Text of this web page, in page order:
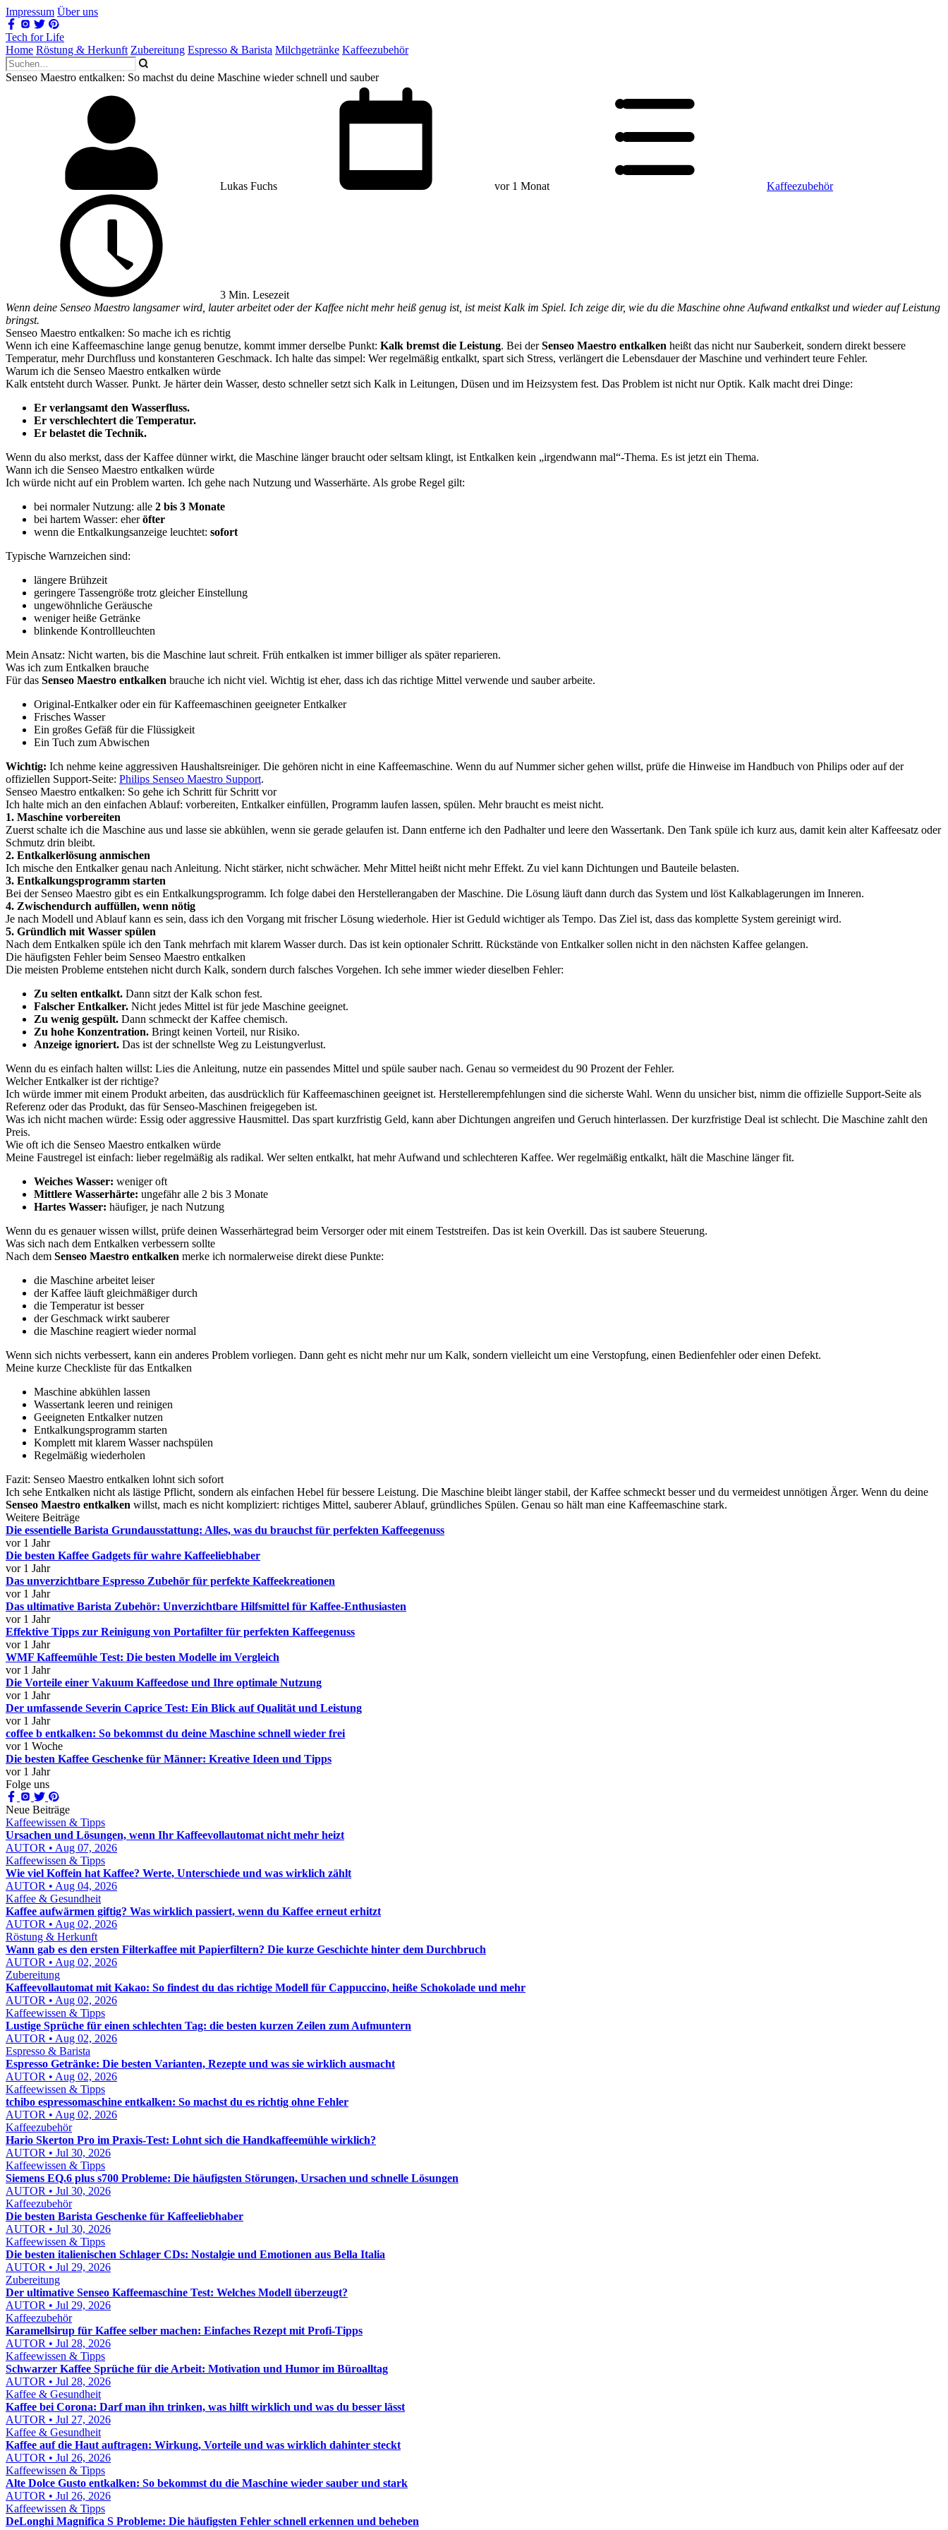
Impressum Über uns
Tech for Life
Home Röstung & Herkunft Zubereitung Espresso & Barista Milchgetränke Kaffeezubehör
Senseo Maestro entkalken: So machst du deine Maschine wieder schnell und sauber
Lukas Fuchs vor 1 Monat Kaffeezubehör
3 Min. Lesezeit
Wenn deine Senseo Maestro langsamer wird, lauter arbeitet oder der Kaffee nicht mehr heiß genug ist, ist meist Kalk im Spiel. Ich zeige dir, wie du die Maschine ohne Aufwand entkalkst und wieder auf Leistung
bringst.
Senseo Maestro entkalken: So mache ich es richtig
Wenn ich eine Kaffeemaschine lange genug benutze, kommt immer derselbe Punkt: Kalk bremst die Leistung. Bei derSenseo Maestro entkalken heißt das nicht nur Sauberkeit, sondern direkt bessere
Temperatur, mehr Durchfluss und konstanteren Geschmack. Ich halte das simpel: Wer regelmäßig entkalkt, spart sich Stress, verlängert die Lebensdauer der Maschine und verhindert teure Fehler.
Warum ich die Senseo Maestro entkalken würde
Kalk entsteht durch Wasser. Punkt. Je härter dein Wasser, desto schneller setzt sich Kalk in Leitungen, Düsen und im Heizsystem fest. Das Problem ist nicht nur Optik. Kalk macht drei Dinge:
Er verlangsamt den Wasserfluss.
Er verschlechtert die Temperatur.
Er belastet die Technik.
Wenn du also merkst, dass der Kaffee dünner wirkt, die Maschine länger braucht oder seltsam klingt, ist Entkalken kein „irgendwann mal“-Thema. Es ist jetzt ein Thema.
Wann ich die Senseo Maestro entkalken würde
Ich würde nicht auf ein Problem warten. Ich gehe nach Nutzung und Wasserhärte. Als grobe Regel gilt:
bei normaler Nutzung: alle 2 bis 3 Monate
bei hartem Wasser: eheröfter
wenn die Entkalkungsanzeige leuchtet: sofort
Typische Warnzeichen sind:
längere Brühzeit
geringere Tassengröße trotz gleicher Einstellung
ungewöhnliche Geräusche
weniger heiße Getränke
blinkende Kontrollleuchten
Mein Ansatz: Nicht warten, bis die Maschine laut schreit. Früh entkalken ist immer billiger als später reparieren.
Was ich zum Entkalken brauche
Für das Senseo Maestro entkalken brauche ich nicht viel. Wichtig ist eher, dass ich das richtige Mittel verwende und sauber arbeite.
Original-Entkalker oder ein für Kaffeemaschinen geeigneter Entkalker
Frisches Wasser
Ein großes Gefäß für die Flüssigkeit
Ein Tuch zum Abwischen
Wichtig: Ich nehme keine aggressiven Haushaltsreiniger. Die gehören nicht in eine Kaffeemaschine. Wenn du auf Nummer sicher gehen willst, prüfe die Hinweise im Handbuch von Philips oder auf der
offiziellen Support-Seite: Philips Senseo Maestro Support.
Senseo Maestro entkalken: So gehe ich Schritt für Schritt vor
Ich halte mich an den einfachen Ablauf: vorbereiten, Entkalker einfüllen, Programm laufen lassen, spülen. Mehr braucht es meist nicht.
1. Maschine vorbereiten
Zuerst schalte ich die Maschine aus und lasse sie abkühlen, wenn sie gerade gelaufen ist. Dann entferne ich den Padhalter und leere den Wassertank. Den Tank spüle ich kurz aus, damit kein alter Kaffeesatz oder
Schmutz drin bleibt.
2. Entkalkerlösung anmischen
Ich mische den Entkalker genau nach Anleitung. Nicht stärker, nicht schwächer. Mehr Mittel heißt nicht mehr Effekt. Zu viel kann Dichtungen und Bauteile belasten.
3. Entkalkungsprogramm starten
Bei der Senseo Maestro gibt es ein Entkalkungsprogramm. Ich folge dabei den Herstellerangaben der Maschine. Die Lösung läuft dann durch das System und löst Kalkablagerungen im Inneren.
4. Zwischendurch auffüllen, wenn nötig
Je nach Modell und Ablauf kann es sein, dass ich den Vorgang mit frischer Lösung wiederhole. Hier ist Geduld wichtiger als Tempo. Das Ziel ist, dass das komplette System gereinigt wird.
5. Gründlich mit Wasser spülen
Nach dem Entkalken spüle ich den Tank mehrfach mit klarem Wasser durch. Das ist kein optionaler Schritt. Rückstände von Entkalker sollen nicht in den nächsten Kaffee gelangen.
Die häufigsten Fehler beim Senseo Maestro entkalken
Die meisten Probleme entstehen nicht durch Kalk, sondern durch falsches Vorgehen. Ich sehe immer wieder dieselben Fehler:
Zu selten entkalkt. Dann sitzt der Kalk schon fest.
Falscher Entkalker. Nicht jedes Mittel ist für jede Maschine geeignet.
Zu wenig gespült. Dann schmeckt der Kaffee chemisch.
Zu hohe Konzentration. Bringt keinen Vorteil, nur Risiko.
Anzeige ignoriert. Das ist der schnellste Weg zu Leistungverlust.
Wenn du es einfach halten willst: Lies die Anleitung, nutze ein passendes Mittel und spüle sauber nach. Genau so vermeidest du 90 Prozent der Fehler.
Welcher Entkalker ist der richtige?
Ich würde immer mit einem Produkt arbeiten, das ausdrücklich für Kaffeemaschinen geeignet ist. Herstellerempfehlungen sind die sicherste Wahl. Wenn du unsicher bist, nimm die offizielle Support-Seite als
Referenz oder das Produkt, das für Senseo-Maschinen freigegeben ist.
Was ich nicht machen würde: Essig oder aggressive Hausmittel. Das spart kurzfristig Geld, kann aber Dichtungen angreifen und Geruch hinterlassen. Der kurzfristige Deal ist schlecht. Die Maschine zahlt den
Preis.
Wie oft ich die Senseo Maestro entkalken würde
Meine Faustregel ist einfach: lieber regelmäßig als radikal. Wer selten entkalkt, hat mehr Aufwand und schlechteren Kaffee. Wer regelmäßig entkalkt, hält die Maschine länger fit.
Weiches Wasser: weniger oft
Mittlere Wasserhärte: ungefähr alle 2 bis 3 Monate
Hartes Wasser: häufiger, je nach Nutzung
Wenn du es genauer wissen willst, prüfe deinen Wasserhärtegrad beim Versorger oder mit einem Teststreifen. Das ist kein Overkill. Das ist saubere Steuerung.
Was sich nach dem Entkalken verbessern sollte
Nach dem Senseo Maestro entkalken merke ich normalerweise direkt diese Punkte:
die Maschine arbeitet leiser
der Kaffee läuft gleichmäßiger durch
die Temperatur ist besser
der Geschmack wirkt sauberer
die Maschine reagiert wieder normal
Wenn sich nichts verbessert, kann ein anderes Problem vorliegen. Dann geht es nicht mehr nur um Kalk, sondern vielleicht um eine Verstopfung, einen Bedienfehler oder einen Defekt.
Meine kurze Checkliste für das Entkalken
Maschine abkühlen lassen
Wassertank leeren und reinigen
Geeigneten Entkalker nutzen
Entkalkungsprogramm starten
Komplett mit klarem Wasser nachspülen
Regelmäßig wiederholen
Fazit: Senseo Maestro entkalken lohnt sich sofort
Ich sehe Entkalken nicht als lästige Pflicht, sondern als einfachen Hebel für bessere Leistung. Die Maschine bleibt länger stabil, der Kaffee schmeckt besser und du vermeidest unnötigen Ärger. Wenn du deine
Senseo Maestro entkalken willst, mach es nicht kompliziert: richtiges Mittel, sauberer Ablauf, gründliches Spülen. Genau so hält man eine Kaffeemaschine stark.
Weitere Beiträge
Die essentielle Barista Grundausstattung: Alles, was du brauchst für perfekten Kaffeegenuss
vor 1 Jahr
Die besten Kaffee Gadgets für wahre Kaffeeliebhaber
vor 1 Jahr
Das unverzichtbare Espresso Zubehör für perfekte Kaffeekreationen
vor 1 Jahr
Das ultimative Barista Zubehör: Unverzichtbare Hilfsmittel für Kaffee-Enthusiasten
vor 1 Jahr
Effektive Tipps zur Reinigung von Portafilter für perfekten Kaffeegenuss
vor 1 Jahr
WMF Kaffeemühle Test: Die besten Modelle im Vergleich
vor 1 Jahr
Die Vorteile einer Vakuum Kaffeedose und Ihre optimale Nutzung
vor 1 Jahr
Der umfassende Severin Caprice Test: Ein Blick auf Qualität und Leistung
vor 1 Jahr
coffee b entkalken: So bekommst du deine Maschine schnell wieder frei
vor 1 Woche
Die besten Kaffee Geschenke für Männer: Kreative Ideen und Tipps
vor 1 Jahr
Folge uns
Neue Beiträge
Kaffeewissen & Tipps
Ursachen und Lösungen, wenn Ihr Kaffeevollautomat nicht mehr heizt
AUTOR • Aug 07, 2026
Kaffeewissen & Tipps
Wie viel Koffein hat Kaffee? Werte, Unterschiede und was wirklich zählt
AUTOR • Aug 04, 2026
Kaffee & Gesundheit
Kaffee aufwärmen giftig? Was wirklich passiert, wenn du Kaffee erneut erhitzt
AUTOR • Aug 02, 2026
Röstung & Herkunft
Wann gab es den ersten Filterkaffee mit Papierfiltern? Die kurze Geschichte hinter dem Durchbruch
AUTOR • Aug 02, 2026
Zubereitung
Kaffeevollautomat mit Kakao: So findest du das richtige Modell für Cappuccino, heiße Schokolade und mehr
AUTOR • Aug 02, 2026
Kaffeewissen & Tipps
Lustige Sprüche für einen schlechten Tag: die besten kurzen Zeilen zum Aufmuntern
AUTOR • Aug 02, 2026
Espresso & Barista
Espresso Getränke: Die besten Varianten, Rezepte und was sie wirklich ausmacht
AUTOR • Aug 02, 2026
Kaffeewissen & Tipps
tchibo espressomaschine entkalken: So machst du es richtig ohne Fehler
AUTOR • Aug 02, 2026
Kaffeezubehör
Hario Skerton Pro im Praxis-Test: Lohnt sich die Handkaffeemühle wirklich?
AUTOR • Jul 30, 2026
Kaffeewissen & Tipps
Siemens EQ.6 plus s700 Probleme: Die häufigsten Störungen, Ursachen und schnelle Lösungen
AUTOR • Jul 30, 2026
Kaffeezubehör
Die besten Barista Geschenke für Kaffeeliebhaber
AUTOR • Jul 30, 2026
Kaffeewissen & Tipps
Die besten italienischen Schlager CDs: Nostalgie und Emotionen aus Bella Italia
AUTOR • Jul 29, 2026
Zubereitung
Der ultimative Senseo Kaffeemaschine Test: Welches Modell überzeugt?
AUTOR • Jul 29, 2026
Kaffeezubehör
Karamellsirup für Kaffee selber machen: Einfaches Rezept mit Profi-Tipps
AUTOR • Jul 28, 2026
Kaffeewissen & Tipps
Schwarzer Kaffee Sprüche für die Arbeit: Motivation und Humor im Büroalltag
AUTOR • Jul 28, 2026
Kaffee & Gesundheit
Kaffee bei Corona: Darf man ihn trinken, was hilft wirklich und was du besser lässt
AUTOR • Jul 27, 2026
Kaffee & Gesundheit
Kaffee auf die Haut auftragen: Wirkung, Vorteile und was wirklich dahinter steckt
AUTOR • Jul 26, 2026
Kaffeewissen & Tipps
Alte Dolce Gusto entkalken: So bekommst du die Maschine wieder sauber und stark
AUTOR • Jul 26, 2026
Kaffeewissen & Tipps
DeLonghi Magnifica S Probleme: Die häufigsten Fehler schnell erkennen und beheben